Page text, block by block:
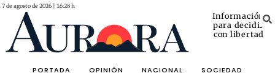
7 de agosto de 2026 | 16:28 h
Información
para decidir
con libertad
PORTADA OPINIÓN NACIONAL
SOCIEDAD